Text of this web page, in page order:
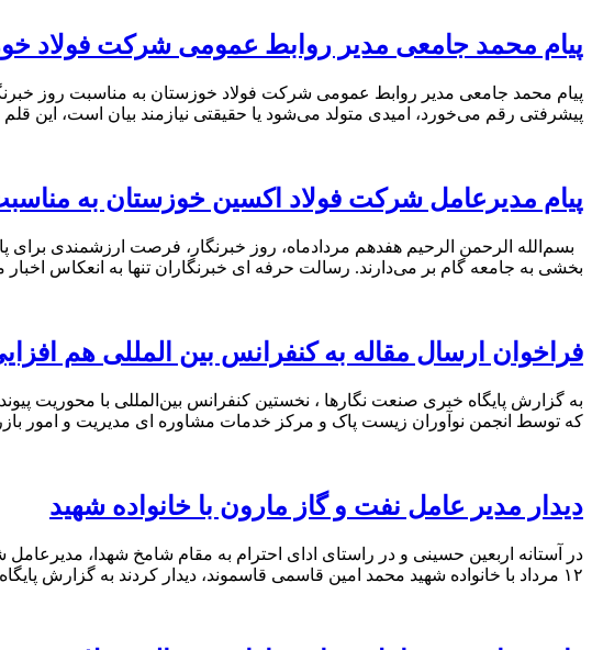
پیام محمد جامعی مدیر روابط عمومی شرکت فولاد
پیام محمد جامعی مدیر روابط عمومی شرکت فولاد خوزستان به مناسبت روز
پیشرفتی رقم می‌خورد، امیدی متولد می‌شود یا حقیقتی نیازمند بیان است، این
پیام مدیرعامل شرکت فولاد اکسین خوزستان به
بسم‌الله الرحمن الرحیم هفدهم مردادماه، روز خبرنگار، فرصت ارزشمندی
بخشی به جامعه گام بر می‌دارند. رسالت حرفه‌ ای خبرنگاران تنها به انعکاس
فراخوان ارسال مقاله به کنفرانس بین المللی هم
که توسط انجمن نوآوران زیست پاک و مرکز خدمات مشاوره ای مدیریت و امور
دیدار مدیر عامل نفت و گاز مارون با خانواده شهید
در آستانه اربعین حسینی و در راستای ادای احترام به مقام شامخ شهدا،
۱۲ مرداد با خانواده شهید محمد امین قاسمی قاسموند، دیدار کردند به گزارش پایگاه خبری و تحلیلی صنعت نگارها […]